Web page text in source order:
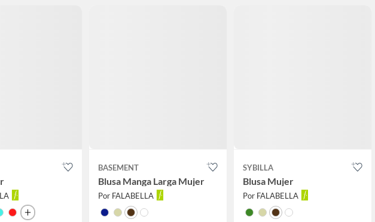
BASEMENT
Blusa Manga Larga Mujer
Por FALABELLA
SYBILLA
Blusa Mujer
Por FALABELLA